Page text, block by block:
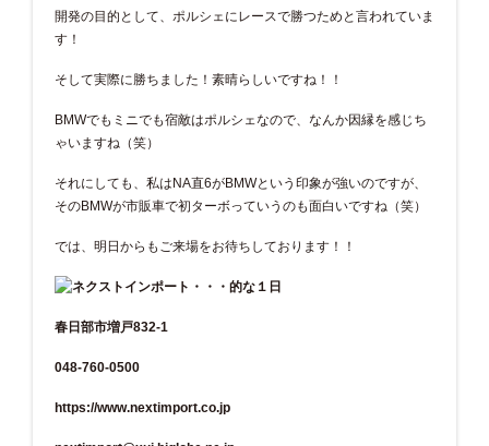
開発の目的として、ポルシェにレースで勝つためと言われていま
す！
そして実際に勝ちました！素晴らしいですね！！
BMWでもミニでも宿敵はポルシェなので、なんか因縁を感じち
ゃいますね（笑）
それにしても、私はNA直6がBMWという印象が強いのですが、
そのBMWが市販車で初ターボっていうのも面白いですね（笑）
では、明日からもご来場をお待ちしております！！
春日部市増戸832-1
048-760-0500
https://www.nextimport.co.jp